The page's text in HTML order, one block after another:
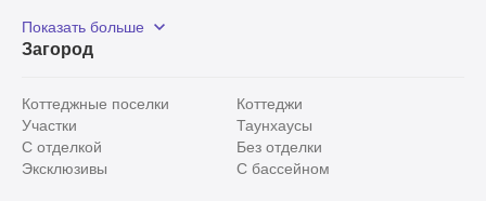
Рядом с парком
С панорамными окнами
Показать больше
Загород
Коттеджные поселки
Коттеджи
Участки
Таунхаусы
С отделкой
Без отделки
Эксклюзивы
С бассейном